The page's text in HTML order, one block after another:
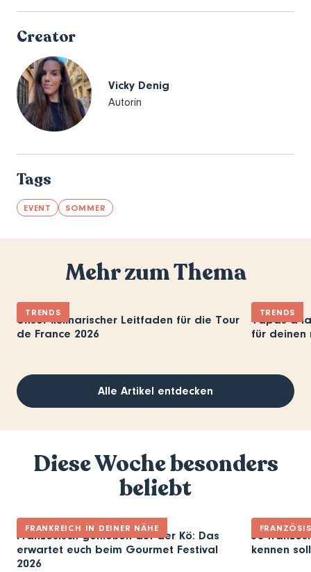
Creator
Vicky Denig
Autorin
Tags
EVENT SOMMER
Mehr zum Thema
TRENDS
Unser kulinarischer Leitfaden für die Tour
de France 2026
TRENDS
Tapas à
für deinen
Alle Artikel entdecken
Diese Woche besonders
beliebt
FRANKREICH IN DEINER NÄHE
Französisch genießen auf der Kö: Das
erwartet euch beim Gourmet Festival
2026
30
kennen